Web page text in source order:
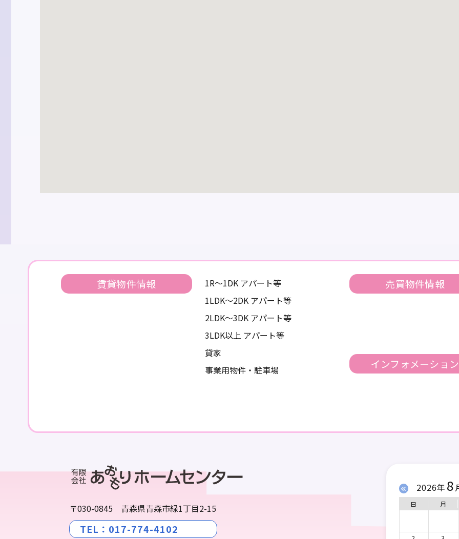
賃貸物件情報
1R～1DK アパート等
1LDK～2DK アパート等
2LDK～3DK アパート等
3LDK以上 アパート等
貸家
事業用物件・駐車場
売買物件情報
インフォメーション
〒030-0845 青森県青森市緑1丁目2-15
TEL：017-774-4102
2026年 8
日 月